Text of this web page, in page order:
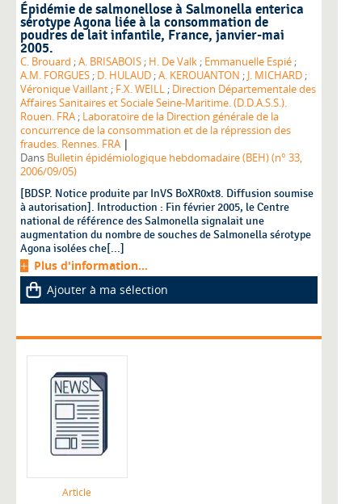
Épidémie de salmonellose à Salmonella enterica
sérotype Agona liée à la consommation de
poudres de lait infantile, France, janvier-mai
2005.
C. Brouard ;A. BRISABOIS ; H. De Valk ; Emmanuelle Espié ;
A.M. FORGUES ; D. HULAUD ;A. KEROUANTON ; J. MICHARD ;
Véronique Vaillant ; F.X. WEILL ; Direction Départementale des
Affaires Sanitaires et Sociale Seine-Maritime. (D.D.A.S.S.).
Rouen. FRA ; Laboratoire de la Direction générale de la
concurrence de la consommation et de la répression des
fraudes. Rennes. FRA |
Dans Bulletin épidémiologique hebdomadaire (BEH) (n° 33,
2006/09/05)
[BDSP. Notice produite par InVS BoXR0xt8. Diffusion soumise
à autorisation]. Introduction : Fin février 2005, le Centre
national de référence des Salmonella signalait une
augmentation du nombre de souches de Salmonella sérotype
Agona isolées che[...]
Plus d'information...
Ajouter à ma sélection
Article